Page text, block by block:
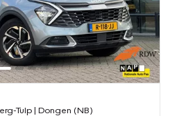
Tulp| Dongen (NB)